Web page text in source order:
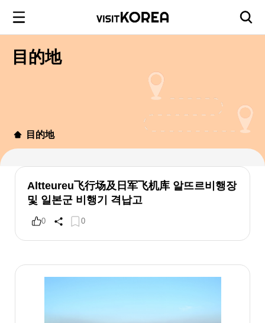
目的地
目的地
Altteureu飞行场及日军飞机库 알뜨르비행장
및 일본군 비행기 격납고
0 0